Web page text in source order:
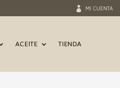
MI CUENTA
ACEITE TIENDA